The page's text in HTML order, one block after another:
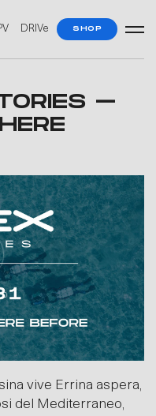
DRIVe SHOP
–
O
vive Errina aspera,
del Mediterraneo,